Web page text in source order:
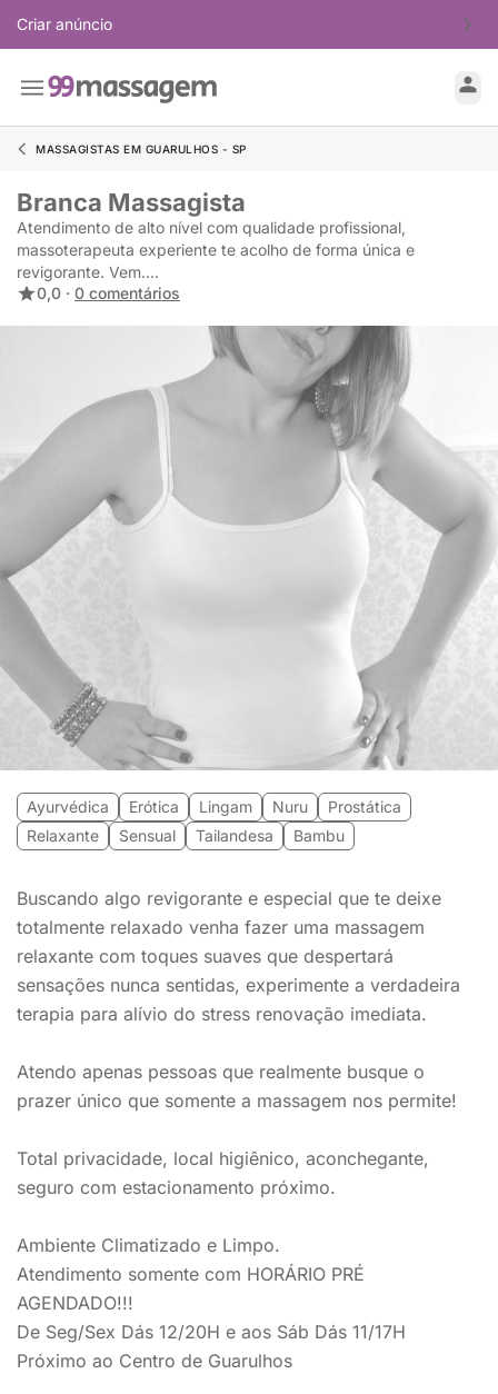
Criar anúncio
MASSAGISTAS EM GUARULHOS - SP
Branca Massagista
Atendimento de alto nível com qualidade profissional,
massoterapeuta experiente te acolho de forma única e
revigorante. Vem....
0,0 · 0 comentários
Ayurvédica Erótica Lingam Nuru
Prostática
Relaxante
Sensual Tailandesa Bambu
Buscando algo revigorante e especial que te deixe
totalmente relaxado venha fazer uma massagem
relaxante com toques suaves que despertará
sensações nunca sentidas, experimente a verdadeira
terapia para alívio do stress renovação imediata.
Atendo apenas pessoas que realmente busque o
prazer único que somente a massagem nos permite!
Total privacidade, local higiênico, aconchegante,
seguro com estacionamento próximo.
Ambiente Climatizado e Limpo.
Atendimento somente com HORÁRIO PRÉ
AGENDADO!!!
De Seg/Sex Dás 12/20H e aos Sáb Dás 11/17H
Próximo ao Centro de Guarulhos